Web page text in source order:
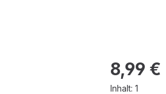
Regulärer
8,99 €
Inhalt: 1